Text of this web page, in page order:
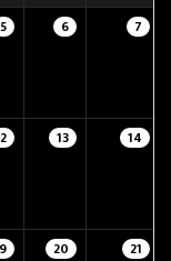
5 6 7
13 14
20 21